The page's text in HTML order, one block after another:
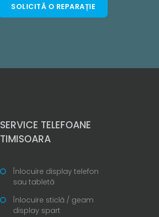
SOLICITĂ O REPARAȚIE
SERVICE TELEFOANE
TIMISOARA
Înlocuire display telefon
sau tabletă
Înlocuire sticlă / geam
display spart